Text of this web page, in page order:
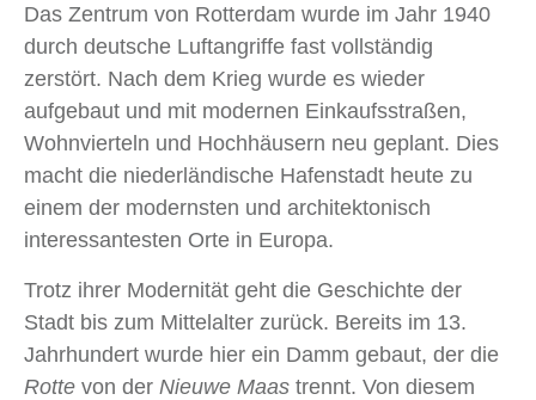
Das Zentrum von Rotterdam wurde im Jahr 1940
durch deutsche Luftangriffe fast vollständig
zerstört. Nach dem Krieg wurde es wieder
aufgebaut und mit modernen Einkaufsstraßen,
Wohnvierteln und Hochhäusern neu geplant. Dies
macht die niederländische Hafenstadt heute zu
einem der modernsten und architektonisch
interessantesten Orte in Europa.
Trotz ihrer Modernität geht die Geschichte der
Stadt bis zum Mittelalter zurück. Bereits im 13.
Jahrhundert wurde hier ein Damm gebaut, der die
Rotte von der Nieuwe Maas trennt. Von diesem